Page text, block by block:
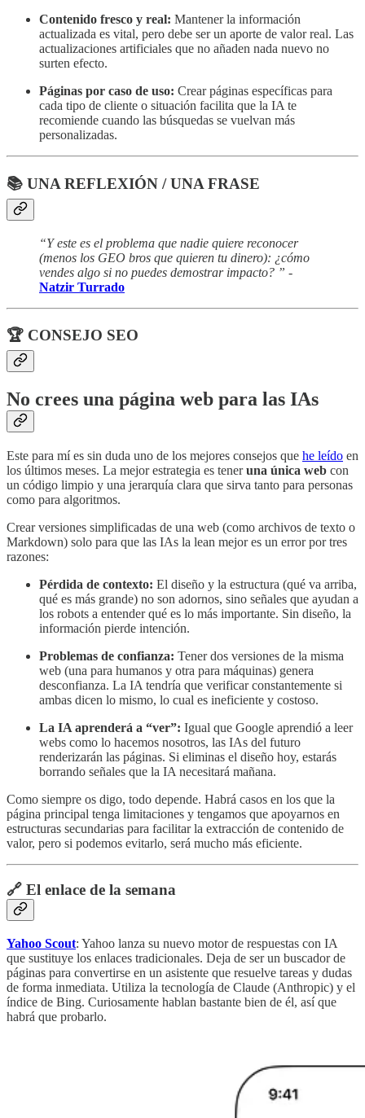
Contenido fresco y real: Mantener la información
actualizada es vital, pero debe ser un aporte de valor real. Las
actualizaciones artificiales que no añaden nada nuevo no
surten efecto.
Páginas por caso de uso: Crear páginas específicas para
cada tipo de cliente o situación facilita que la IA te
recomiende cuando las búsquedas se vuelvan más
personalizadas.
📚 UNA REFLEXIÓN / UNA FRASE
“Y este es el problema que nadie quiere reconocer
(menos los GEO bros que quieren tu dinero): ¿cómo
vendes algo si no puedes demostrar impacto? ” -
Natzir Turrado
🏆 CONSEJO SEO
No crees una página web para las IAs
Este para mí es sin duda uno de los mejores consejos que he leído en
los últimos meses. La mejor estrategia es teneruna única web con
un código limpio y una jerarquía clara que sirva tanto para personas
como para algoritmos.
Crear versiones simplificadas de una web (como archivos de texto o
Markdown) solo para que las IAs la lean mejor es un error por tres
razones:
Pérdida de contexto: El diseño y la estructura (qué va arriba,
qué es más grande) no son adornos, sino señales que ayudan a
los robots a entender qué es lo más importante. Sin diseño, la
información pierde intención.
Problemas de confianza: Tener dos versiones de la misma
web (una para humanos y otra para máquinas) genera
desconfianza. La IA tendría que verificar constantemente si
ambas dicen lo mismo, lo cual es ineficiente y costoso.
La IA aprenderá a “ver”: Igual que Google aprendió a leer
webs como lo hacemos nosotros, las IAs del futuro
renderizarán las páginas. Si eliminas el diseño hoy, estarás
borrando señales que la IA necesitará mañana.
Como siempre os digo, todo depende. Habrá casos en los que la
página principal tenga limitaciones y tengamos que apoyarnos en
estructuras secundarias para facilitar la extracción de contenido de
valor, pero si podemos evitarlo, será mucho más eficiente.
🔗 El enlace de la semana
Yahoo Scout: Yahoo lanza su nuevo motor de respuestas con IA
que sustituye los enlaces tradicionales. Deja de ser un buscador de
páginas para convertirse en un asistente que resuelve tareas y dudas
de forma inmediata. Utiliza la tecnología de Claude (Anthropic) y el
índice de Bing. Curiosamente hablan bastante bien de él, así que
habrá que probarlo.